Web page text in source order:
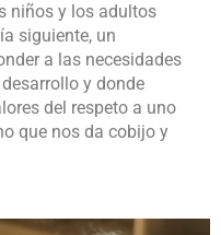
niños y los adultos
siguiente, un
a las necesidades
y donde
del respeto a uno
que nos da cobijo y